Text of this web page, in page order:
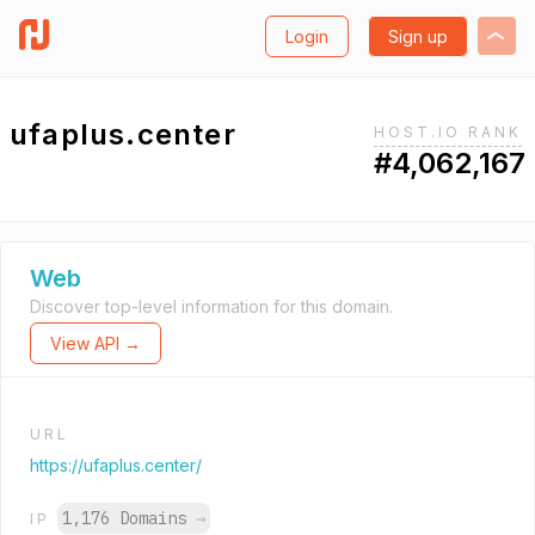
Login Sign up
ufaplus.center HOST.IO RANK
#4,062,167
Web
Discover top-level information for this domain.
View API →
URL
https://ufaplus.center/
IP 1,176 Domains →